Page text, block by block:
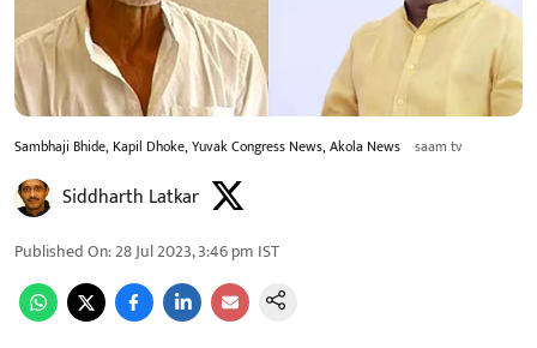
Sambhaji Bhide, Kapil Dhoke, Yuvak Congress News, Akola News saam tv
Siddharth Latkar
Published On:28 Jul 2023, 3:46 pm IST